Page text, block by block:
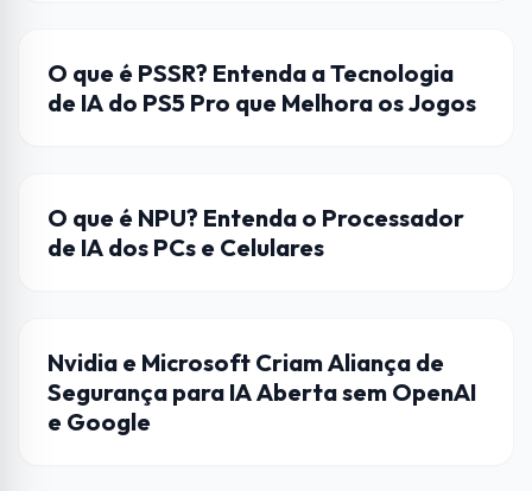
HARDWARE
O que é PSSR? Entenda a Tecnologia
de IA do PS5 Pro que Melhora os Jogos
HARDWARE
O que é NPU? Entenda o Processador
de IA dos PCs e Celulares
EMPRESAS
Nvidia e Microsoft Criam Aliança de
Segurança para IA Aberta sem OpenAI
e Google